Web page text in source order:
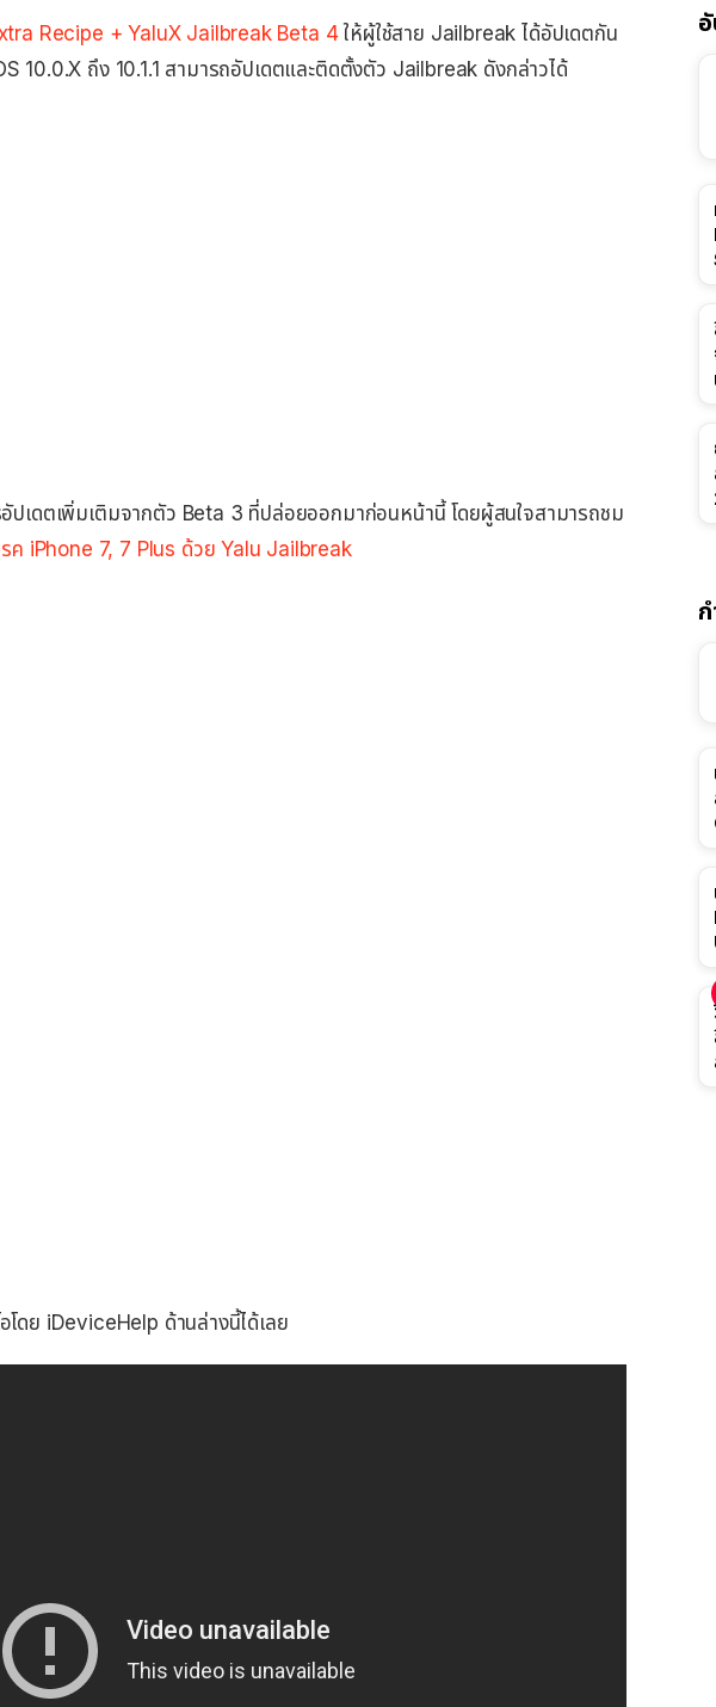
Recipe + YaluX Jailbreak Beta 4ให้ผู้ใช้สาย Jailbreak ได้อัปเดตกัน
10.0.X ถึง 10.1.1 สามารถอัปเดตและติดตั้งตัว Jailbreak ดังกล่าวได้
อัปเดตเพิ่มเติมจากตัว Beta 3 ที่ปล่อยออกมาก่อนหน้านี้ โดยผู้สนใจสามารถชม
รค iPhone 7, 7 Plus ด้วย Yalu Jailbreak
โดย iDeviceHelp ด้านล่างนี้ได้เลย